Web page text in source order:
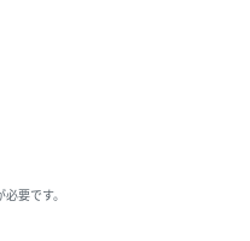
必要です。